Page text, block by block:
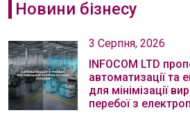
Новини бізнесу
3 Серпня, 2026
INFOCOM LTD
автоматизації
для мінімізації
перебої з